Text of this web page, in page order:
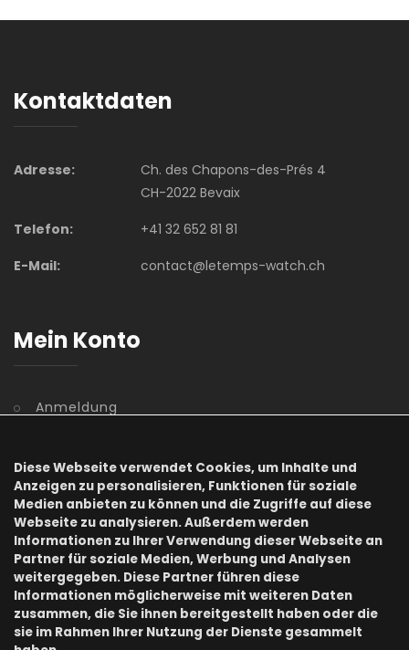
Kontaktdaten
Adresse:
Ch. des Chapons-des-Prés 4
CH-2022 Bevaix
Telefon:
+41 32 652 81 81
E-Mail:
contact@letemps-watch.ch
Mein Konto
Anmeldung
Registrierung
Kennwort vergessen
Information
Diese Webseite verwendet Cookies, um Inhalte und
Anzeigen zu personalisieren, Funktionen für soziale
Medien anbieten zu können und die Zugriffe auf diese
Webseite zu analysieren. Außerdem werden
Informationen zu Ihrer Verwendung dieser Webseite an
Partner für soziale Medien, Werbung und Analysen
weitergegeben. Diese Partner führen diese
Informationen möglicherweise mit weiteren Daten
zusammen, die Sie ihnen bereitgestellt haben oder die
sie im Rahmen Ihrer Nutzung der Dienste gesammelt